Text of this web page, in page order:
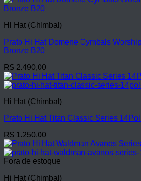
Hi Hat (Chimbal)
Prato Hi Hat Domene Cymbals
Bronze B20
R$ 2.490,00
Hi Hat (Chimbal)
Prato Hi Hat Titan Classic Series
R$ 1.250,00
Fora de estoque
Hi Hat (Chimbal)